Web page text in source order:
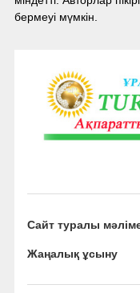
бермеуі мүмкін.
Сайт туралы
Жаңалық ұсыну